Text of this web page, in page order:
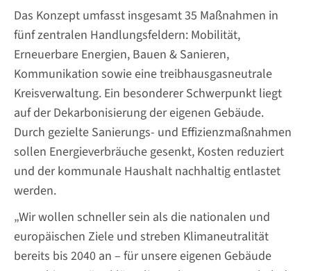
Das Konzept umfasst insgesamt 35 Maßnahmen in
fünf zentralen Handlungsfeldern: Mobilität,
Erneuerbare Energien, Bauen & Sanieren,
Kommunikation sowie eine treibhausgasneutrale
Kreisverwaltung. Ein besonderer Schwerpunkt liegt
auf der Dekarbonisierung der eigenen Gebäude.
Durch gezielte Sanierungs- und Effizienzmaßnahmen
sollen Energieverbräuche gesenkt, Kosten reduziert
und der kommunale Haushalt nachhaltig entlastet
werden.
„Wir wollen schneller sein als die nationalen und
europäischen Ziele und streben Klimaneutralität
bereits bis 2040 an – für unsere eigenen Gebäude